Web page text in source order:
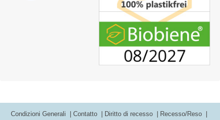
Condizioni Generali Contatto Diritto di recesso Recesso/Reso